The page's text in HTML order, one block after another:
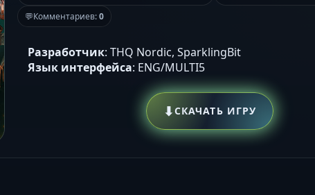
💬Комментариев:0
Разработчик: THQ Nordic, SparklingBit
Язык интерфейса: ENG/MULTI5
⬇СКАЧАТЬ ИГРУ